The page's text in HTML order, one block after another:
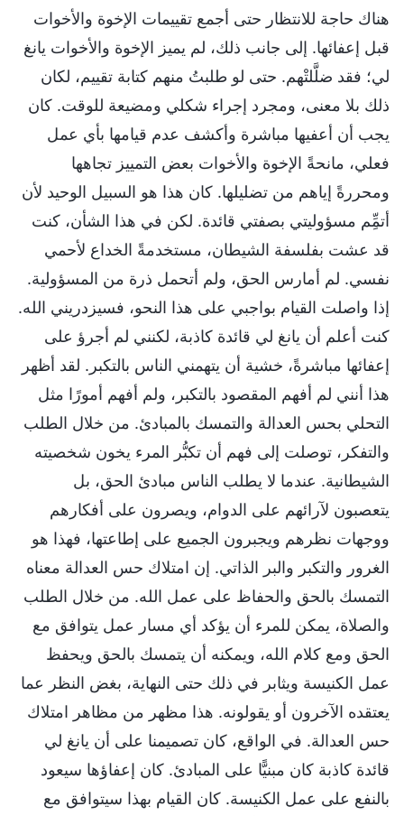
هناك حاجة للانتظار حتى أجمع تقييمات الإخوة والأخوات
قبل إعفائها. إلى جانب ذلك، لم يميز الإخوة والأخوات يانغ
لي؛ فقد ضلَّلتْهم. حتى لو طلبتُ منهم كتابة تقييم، لكان
ذلك بلا معنى، ومجرد إجراء شكلي ومضيعة للوقت. كان
يجب أن أعفيها مباشرة وأكشف عدم قيامها بأي عمل
فعلي، مانحةً الإخوة والأخوات بعض التمييز تجاهها
ومحررةً إياهم من تضليلها. كان هذا هو السبيل الوحيد لأن
أتمِِّم مسؤوليتي بصفتي قائدة. لكن في هذا الشأن، كنت
قد عشت بفلسفة الشيطان، مستخدمةً الخداع لأحمي
نفسي. لم أمارس الحق، ولم أتحمل ذرة من المسؤولية.
إذا واصلت القيام بواجبي على هذا النحو، فسيزدريني الله.
كنت أعلم أن يانغ لي قائدة كاذبة، لكنني لم أجرؤ على
إعفائها مباشرةً، خشية أن يتهمني الناس بالتكبر. لقد أظهر
هذا أنني لم أفهم المقصود بالتكبر، ولم أفهم أمورًا مثل
التحلي بحس العدالة والتمسك بالمبادئ. من خلال الطلب
والتفكر، توصلت إلى فهم أن تكبُّر المرء يخون شخصيته
الشيطانية. عندما لا يطلب الناس مبادئ الحق، بل
يتعصبون لآرائهم على الدوام، ويصرون على أفكارهم
ووجهات نظرهم ويجبرون الجميع على إطاعتها، فهذا هو
الغرور والتكبر والبر الذاتي. إن امتلاك حس العدالة معناه
التمسك بالحق والحفاظ على عمل الله. من خلال الطلب
والصلاة، يمكن للمرء أن يؤكد أي مسار عمل يتوافق مع
الحق ومع كلام الله، ويمكنه أن يتمسك بالحق ويحفظ
عمل الكنيسة ويثابر في ذلك حتى النهاية، بغض النظر عما
يعتقده الآخرون أو يقولونه. هذا مظهر من مظاهر امتلاك
حس العدالة. في الواقع، كان تصميمنا على أن يانغ لي
قائدة كاذبة كان مبنيًّا على المبادئ. كان إعفاؤها سيعود
بالنفع على عمل الكنيسة. كان القيام بهذا سيتوافق مع